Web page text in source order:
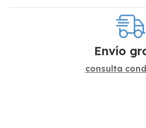
Envío
consulta